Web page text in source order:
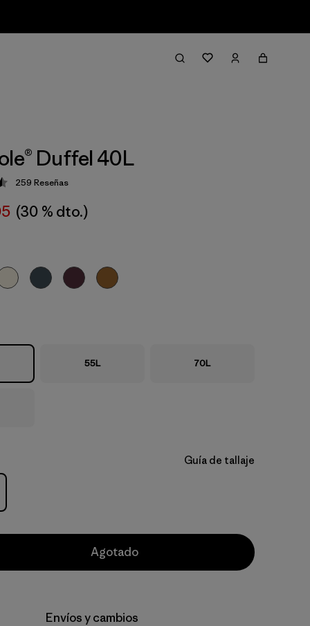
Duffel 40L
4.5 / 5
259 Reseñas
(30 % dto.)
55L 70L
Guía de tallaje
Agotado
Envíos y cambios